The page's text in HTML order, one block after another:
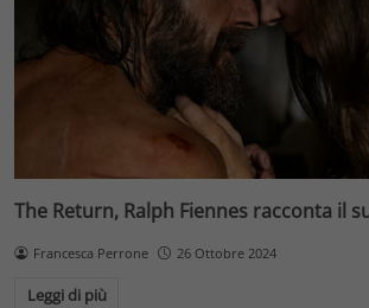
The Return, Ralph Fiennes racconta il
Francesca Perrone 26 Ottobre 2024
Leggi di più